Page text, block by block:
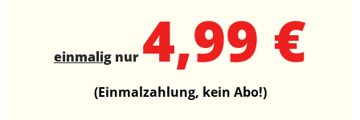
einmalig nur 4,99 €
(Einmalzahlung, kein Abo!)